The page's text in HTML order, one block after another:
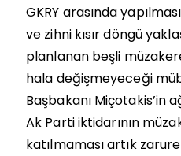
GKRY arasında
ve zihni kısır döngü
planlanan beşli
hala değişmeyeceği
Başbakanı Miçotakis’in
Ak Parti iktidarının
katılmaması artık